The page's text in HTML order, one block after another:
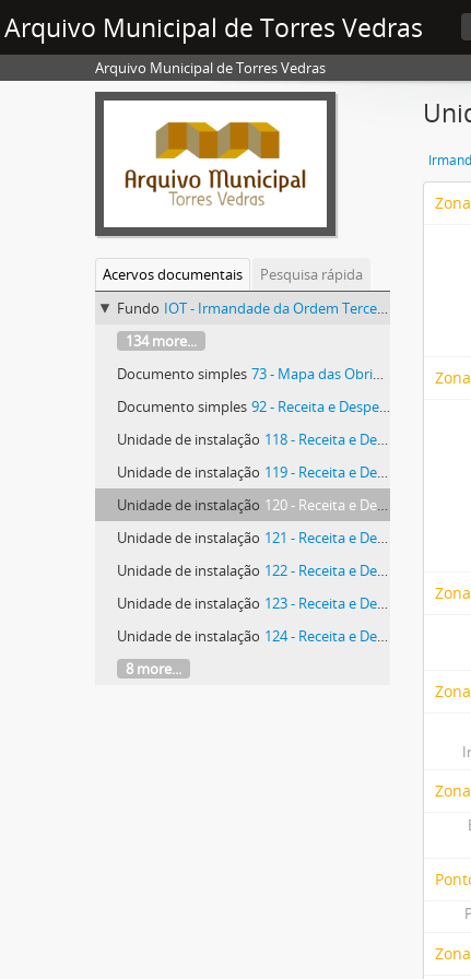
Arquivo Municipal de Torres Vedras
Arquivo Municipal de Torres Vedras
Acervos documentais
Pesquisa rápida
Fundo IOT - Irmandade da Ordem Terceira de São Francisco
134 more...
Documento simples 73 - Mapa das Obrigações de Beneficência e Caridade que devem ser prestadas pela Irmandade e dos Rendimentos para isso Aplicados
Documento simples 92 - Receita e Despesa
Unidade de instalação 118 - Receita e Despesa
Unidade de instalação 119 - Receita e Despesa
Unidade de instalação 120 - Receita e Despesa
Unidade de instalação 121 - Receita e Despesa
Unidade de instalação 122 - Receita e Despesa
Unidade de instalação 123 - Receita e Despesa
Unidade de instalação 124 - Receita e Despesa
8 more...